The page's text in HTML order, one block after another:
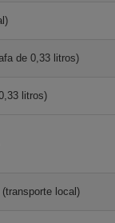
de 0,33 litros)
litros)
local)